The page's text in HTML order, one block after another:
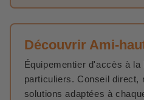
Découvrir Ami-
Équipementier d'accès à
particuliers. Conseil direct,
solutions adaptées à